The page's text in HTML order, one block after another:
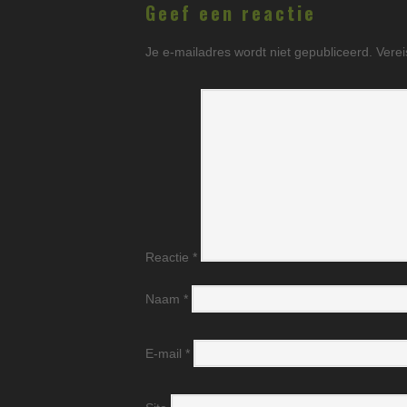
Geef een reactie
Je e-mailadres wordt niet gepubliceerd.
Reactie *
Naam *
E-mail *